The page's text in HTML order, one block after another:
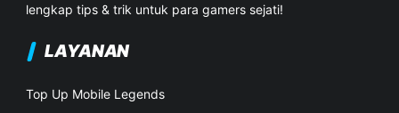
lengkap tips & trik untuk para gamers sejati!
LAYANAN
Top Up Mobile Legends